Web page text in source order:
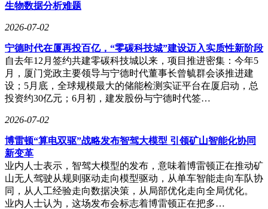
边获取信息的实时交互体验。系统可根据用户所处位
置，对周边景点进行讲解，并支持即时问答、导航、第
一视角内容记录与分享，在减少手动操作的同时提升出
游的连贯性与沉浸感。
忆”的入驻标志着“镜游杭州”项目进入实际运行阶段。该
项目由杭州文旅、支付宝与乐奇联合打造，旨在探索AI
与城市文旅服务的结合方式。后续，城市伴游功能还将
逐步接入更多城市专用文旅智能体。
生物数据分析难题
2026-07-02
宁德时代在厦再投百亿，“零碳科技城”建设迈入实质性新阶段
自去年12月签约共建零碳科技城以来，项目推进密集：今年5
月，厦门党政主要领导与宁德时代董事长曾毓群会谈推进建
设；5月底，全球规模最大的储能检测实证平台在厦启动，总
投资约30亿元；6月初，建发股份与宁德时代签…
2026-07-02
博雷顿“算电双驱”战略发布智驾大模型 引领矿山智能化协同
新变革
业内人士表示，智驾大模型的发布，意味着博雷顿正在推动矿
山无人驾驶从规则驱动走向模型驱动，从单车智能走向车队协
同，从人工经验走向数据决策，从局部优化走向全局优化。
业内人士认为，这场发布会标志着博雷顿正在把多…